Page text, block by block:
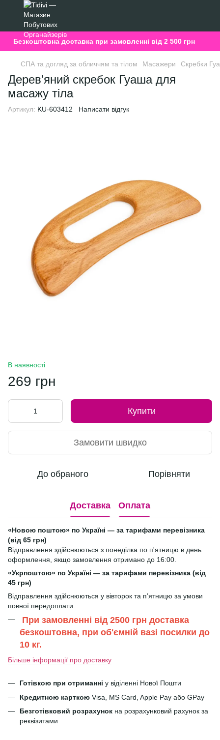
Безкоштовна доставка при замовленні від 2 500 грн
СПА та догляд за обличчям та тілом Масажери Скребки
Дерев'яний скребок Гуаша для
масажу тіла
Артикул: KU-603412 Написати відгук
В наявності
269 грн
Купити
Замовити швидко
До обраного Порівняти
Доставка Оплата
«Новою поштою» по Україні — за тарифами перевізника
(від 65 грн)
Відправлення здійснюються з понеділка по п'ятницю в день
оформлення, якщо замовлення отримано до 16:00.
«Укрпоштою» по Україні — за тарифами перевізника (від
45 грн)
Відправлення здійснюються у вівторок та п’ятницю за умови
повної передоплати.
При замовленні від 2500 грн доставка
безкоштовна, при об'ємній вазі посилки до
10 кг.
Більше інформації про доставку
Готівкою при отриманні у віділенні Нової Пошти
Кредитною карткою Visa, MS Card, Apple Pay або GPay
Безготівковий розрахунок на розрахунковий рахунок за
реквізитами